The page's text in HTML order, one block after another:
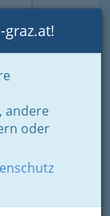
Toggle
andere
oder
Haus